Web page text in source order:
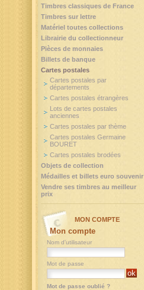
Timbres classiques de France
Timbres sur lettre
Matériel toutes collections
Librairie du collectionneur
Pièces de monnaies
Billets de banque
Cartes postales
Cartes postales par
départements
Cartes postales étrangères
Lots de cartes postales
anciennes
Cartes postales par thème
Cartes postales Germaine
BOURET
Cartes postales brodées
Objets de collection
Médailles et billets euro souvenir
Vendre ses timbres au meilleur
prix
MON COMPTE
Mon compte
Nom d'utilisateur
Mot de passe
Mot de passe oublié ?